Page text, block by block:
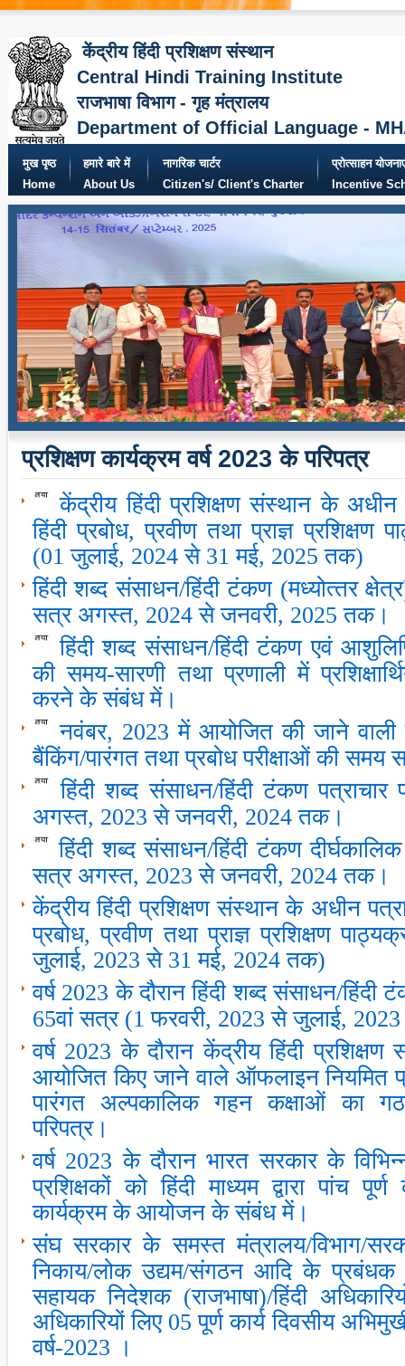
केंद्रीय हिंदी प्रशिक्षण संस्थान
Central Hindi Training Institute
राजभाषा विभाग - गृह मंत्रालय
Department of Official Language -
मुख पृष्ठ
Home
हमारे बारे में
About Us
नागरिक चार्टर
Citizen's/ Client's Charter
प्रोत्साहन
Incentive
प्रशिक्षण कार्यक्रम वर्ष 2023 के परिपत्र
केंद्रीय हिंदी प्रशिक्षण संस्‍थान के अधीन
हिंदी प्रबोध, प्रवीण तथा प्राज्ञ प्रशिक्षण
(01 जुलाई, 2024 से 31 मई, 2025 तक)
हिंदी शब्द संसाधन/हिंदी टंकण (मध्‍योत्‍तर
सत्र अगस्‍त, 2024 से जनवरी, 2025 तक।
हिंदी शब्द संसाधन/हिंदी टंकण एवं
की समय-सारणी तथा प्रणाली में
करने के संबंध में।
नवंबर, 2023 में आयोजित की जाने वाली
बैंकिंग/पारंगत तथा प्रबोध परीक्षाओं की समय
हिंदी शब्द संसाधन/हिंदी टंकण
अगस्त, 2023 से जनवरी, 2024 तक।
हिंदी शब्द संसाधन/हिंदी टंकण
सत्र अगस्त, 2023 से जनवरी, 2024 तक।
केंद्रीय हिंदी प्रशिक्षण संस्थान के अधीन
प्रबोध, प्रवीण तथा प्राज्ञ प्रशिक्षण
जुलाई, 2023 से 31 मई, 2024 तक)
वर्ष 2023 के दौरान हिंदी शब्‍द संसाधन/हिंदी
65वां सत्र (1 फरवरी, 2023 से जुलाई,
वर्ष 2023 के दौरान केंद्रीय हिंदी
आयोजित किए जाने वाले ऑफलाइन नियमित
पारंगत अल्पकालिक गहन कक्षाओं का
परिपत्र।
वर्ष 2023 के दौरान भारत सरकार के
प्रशिक्षकों को हिंदी माध्‍यम द्वारा पांच पूर्ण
कार्यक्रम के आयोजन के संबंध में।
संघ सरकार के समस्‍त मंत्रालय/विभाग/
निकाय/लोक उद्यम/संगठन आदि के प्रबंधक
सहायक निदेशक (राजभाषा)/हिंदी
अधिकारियों लिए 05 पूर्ण कार्य दिवसीय
वर्ष-2023 ।